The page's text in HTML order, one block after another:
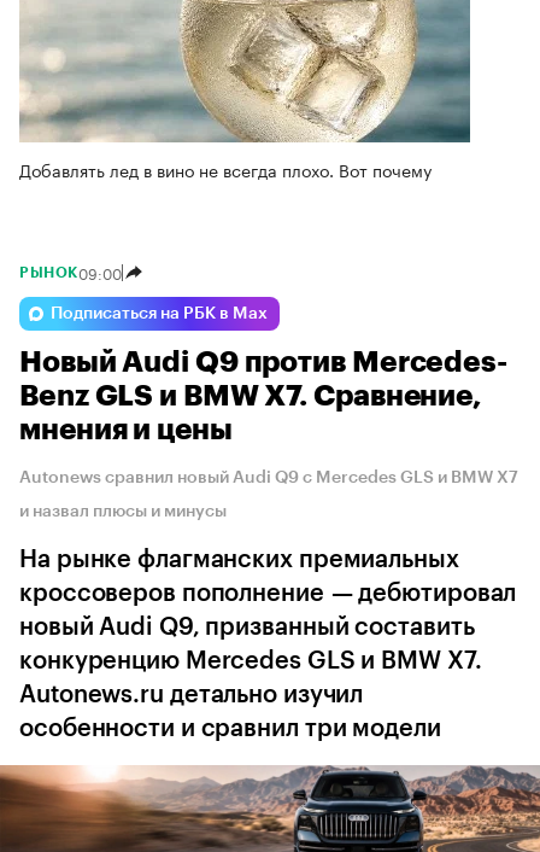
Добавлять лед в вино не всегда плохо. Вот почему
РЫНОК09:00
Подписаться на РБК в Max
Новый Audi Q9 против Mercedes-
Benz GLS и BMW X7. Сравнение,
мнения и цены
Autonews сравнил новый Audi Q9 с Mercedes GLS и BMW X7
и назвал плюсы и минусы
На рынке флагманских премиальных
кроссоверов пополнение — дебютировал
новый Audi Q9, призванный составить
конкуренцию Mercedes GLS и BMW X7.
Autonews.ru детально изучил
особенности и сравнил три модели